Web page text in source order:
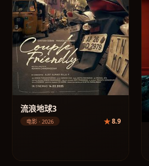
流浪地球3
电影 · 2026 8.9